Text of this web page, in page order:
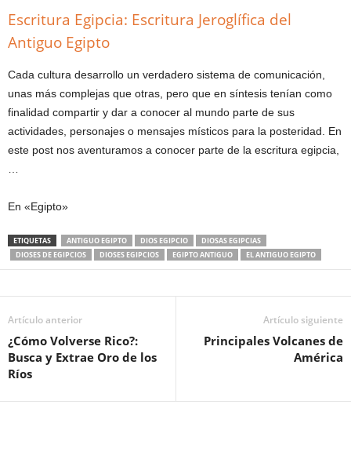
Escritura Egipcia: Escritura Jeroglífica del
Antiguo Egipto
Cada cultura desarrollo un verdadero sistema de comunicación,
unas más complejas que otras, pero que en síntesis tenían como
finalidad compartir y dar a conocer al mundo parte de sus
actividades, personajes o mensajes místicos para la posteridad. En
este post nos aventuramos a conocer parte de la escritura egipcia,
En «Egipto»
ETIQUETAS ANTIGUO EGIPTO DIOS EGIPCIO
DIOSAS EGIPCIAS
DIOSES DE EGIPCIOS
DIOSES EGIPCIOS EGIPTO ANTIGUO EL ANTIGUO EGIPTO
Artículo anterior
¿Cómo Volverse Rico?:
Busca y Extrae Oro de los
Ríos
Artículo siguiente
Principales Volcanes de
América